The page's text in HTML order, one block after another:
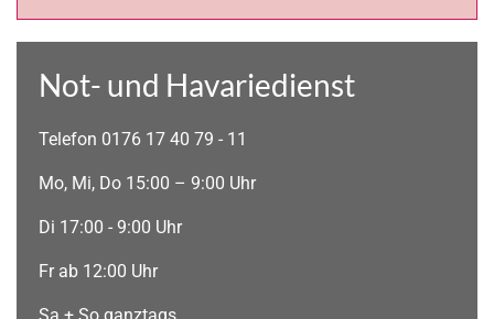
Not- und Havariedienst
Telefon 0176 17 40 79 - 11
Mo, Mi, Do 15:00 – 9:00 Uhr
Di 17:00 - 9:00 Uhr
Fr ab 12:00 Uhr